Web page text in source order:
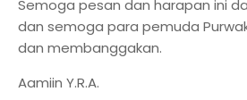
Semoga pesan dan harapan ini
dan semoga para pemuda
dan membanggakan.
Aamiin Y.R.A.